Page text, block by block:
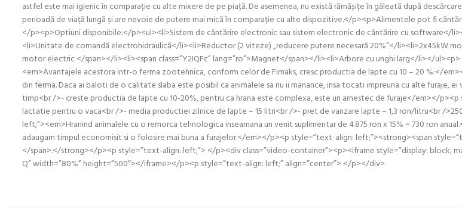
astfel este mai igienic în comparație cu alte mixere de pe piață. De asemenea, nu există rămășițe în găleată după
perioadă de viață lungă și are nevoie de putere mai mică în comparație cu alte dispozitive.</p><p>Alimentele pot fi
</p><p>Optiuni disponibile:</p><ul><li>Sistem de cântărire electronic sau sistem electronic de cântărire cu software</
<li>Unitate de comandă electrohidraulică</li><li>Reductor (2 viteze) „reducere putere necesară 20%“</li><li>2x45kW
motor electric </span></li><li><span class=”Y2IQFc” lang=”ro”>Magnet</span></li><li>Arbore cu unghi larg</li></
<em>Avantajele acestora intr-o ferma zootehnica, conform celor de Fimaks, cresc productia de lapte cu 10 – 20 %:</
din ferma. Daca ai baloti de o calitate slaba este posibil ca animalele sa nu ii manance, insa tocati impreuna cu alte furaje,
timp<br />- creste productia de lapte cu 10-20%, pentru ca hrana este complexa, este un amestec de furaje</em></
lactatie pentru o vaca<br />- media productiei zilnice de lapte – 15 litri<br />- pret de vanzare lapte – 1,3 ron/litru<br /
left;”><em>Hranind animalele cu o remorca tehnologica inseamana un venit suplimentar de 4.875 ron x 15% = 730 ron
adaugam timpul economisit si o folosire mai buna a furajelor.</em></p><p style=”text-align: left;”><strong><span
</span>.</strong></p><p style=”text-align: left;”> </p><div class=”video-container”><p><iframe style=”display:
Q” width=”80%” height=”500″></iframe></p><p style=”text-align: left;” align=”center”> </p></div>